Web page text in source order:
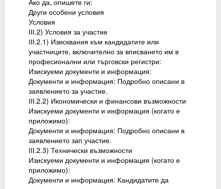
Ако да, опишете ги:
Други особени условия
Условия
ІІІ.2) Условия за участие
ІІІ.2.1) Изисквания към кандидатите или
участниците, включително за вписването им в
професионални или търговски регистри:
Изискуеми документи и информация:
Документи и информация: Подробно описани в
заявлението за участие.
ІІІ.2.2) Икономически и финансови възможности
Изискуеми документи и информация (когато е
приложимо):
Документи и информация: Подробно описани в
заявлението зап участие.
ІІІ.2.3) Технически възможности
Изискуеми документи и информация (когато е
приложимо):
Документи и информация: Кандидатите да